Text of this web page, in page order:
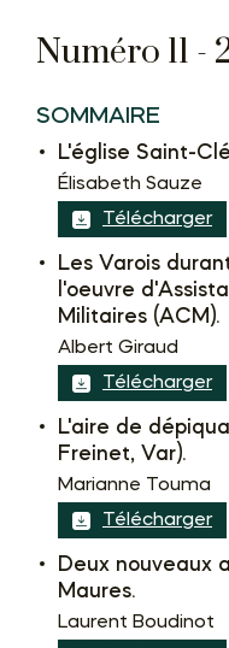
Numéro 11 -
SOMMAIRE
L'église Saint-
Élisabeth Sauze
Télécharger
Les Varois
l'oeuvre
Militaires (ACM).
Albert Giraud
Télécharger
L'aire de
Freinet, Var).
Marianne Touma
Télécharger
Deux nouveaux
Maures.
Laurent Boudinot